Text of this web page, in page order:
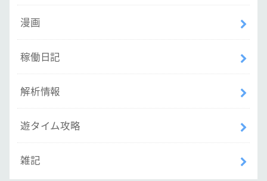
漫画
稼働日記
解析情報
遊タイム攻略
雑記